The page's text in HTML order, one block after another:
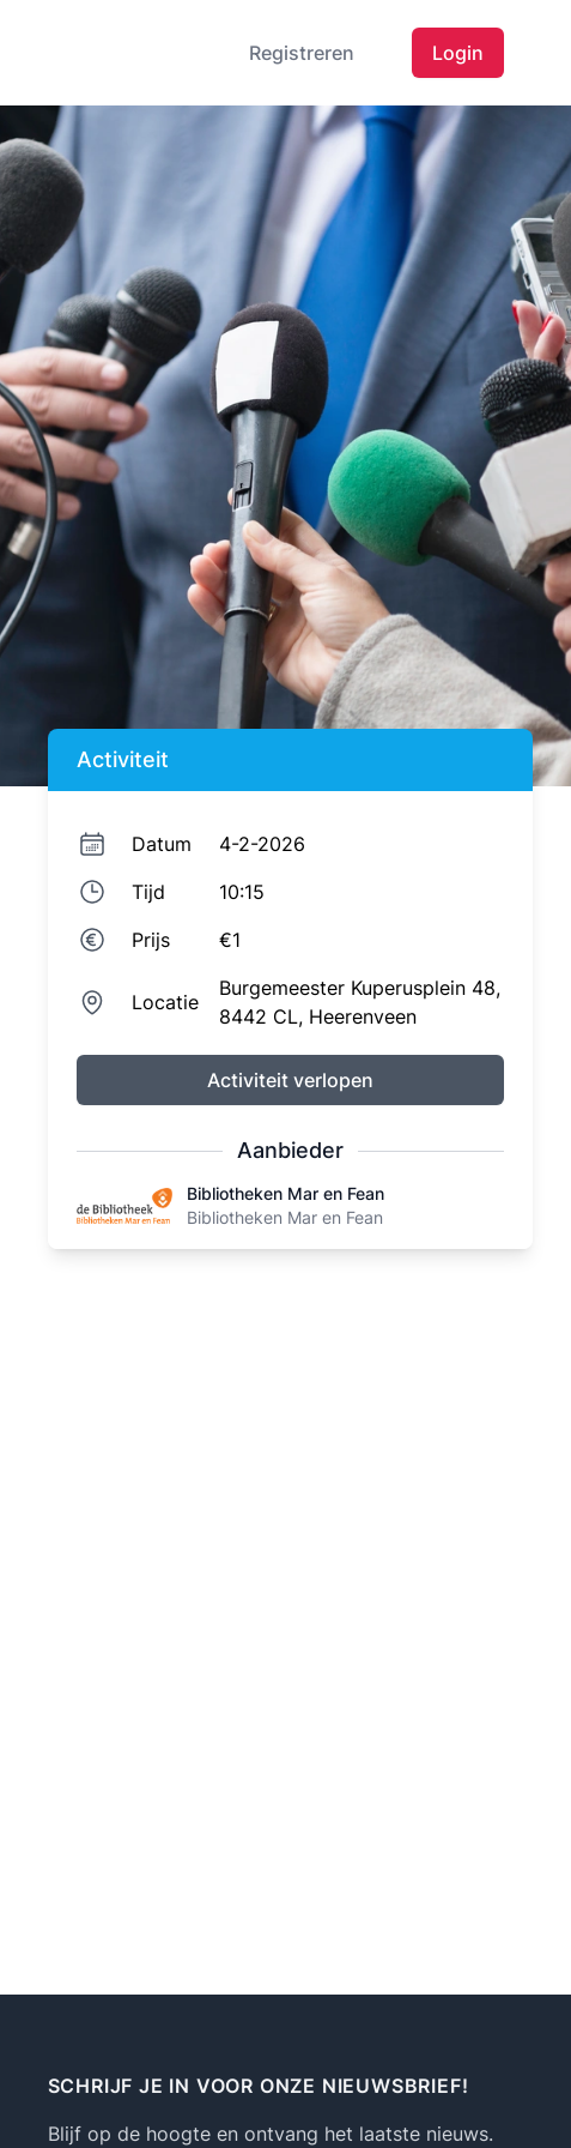
Registreren Login
Activiteit
Datum
4-2-2026
Tijd
10:15
Prijs
€1
Locatie
Burgemeester Kuperusplein 48,
8442 CL, Heerenveen
Activiteit verlopen
Aanbieder
Bibliotheken Mar en Fean
Bibliotheken Mar en Fean
Bibliotheken Mar en Fean
SCHRIJF JE IN VOOR ONZE NIEUWSBRIEF!
Blijf op de hoogte en ontvang het laatste nieuws.